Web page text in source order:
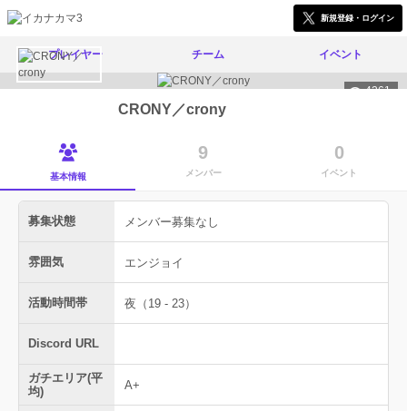
新規登録・ログイン
プレイヤー チーム イベント
4261
CRONY／crony
基本情報
9
メンバー
0
イベント
募集状態 メンバー募集なし
雰囲気 エンジョイ
活動時間帯 夜（19 - 23）
Discord URL
ガチエリア(平
均)
A+